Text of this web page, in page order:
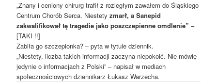
„Znany i ceniony chirurg trafił z rozległym zawałem do Śląskiego
Centrum Chorób Serca. Niestetyzmarł, a Sanepid
zakwalifikował tę tragedie jako poszczepienne omdlenie”–
[TAKI !!]
Zabiła go szczepionka? – pyta w tytule dziennik.
„Niestety, liczba takich informacji zaczyna niepokoić. Nie mówię
jedynie o informacjach z Polski” – napisał w mediach
społecznościowych dziennikarz Łukasz Warzecha.